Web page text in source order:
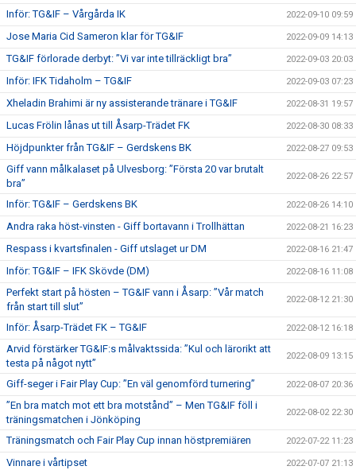
Inför: TG&IF – Vårgårda IK 2022-09-10 09:59
Jose Maria Cid Sameron klar för TG&IF 2022-09-09 14:13
TG&IF förlorade derbyt: ”Vi var inte tillräckligt bra” 2022-09-03 20:03
Inför: IFK Tidaholm – TG&IF 2022-09-03 07:23
Xheladin Brahimi är ny assisterande tränare i TG&IF 2022-08-31 19:57
Lucas Frölin lånas ut till Åsarp-Trädet FK 2022-08-30 08:33
Höjdpunkter från TG&IF – Gerdskens BK 2022-08-27 09:53
Giff vann målkalaset på Ulvesborg: ”Första 20 var brutalt
bra”
2022-08-26 22:57
Inför: TG&IF – Gerdskens BK 2022-08-26 14:10
Andra raka höst-vinsten - Giff bortavann i Trollhättan 2022-08-21 16:23
Respass i kvartsfinalen - Giff utslaget ur DM 2022-08-16 21:47
Inför: TG&IF – IFK Skövde (DM) 2022-08-16 11:08
Perfekt start på hösten – TG&IF vann i Åsarp: ”Vår match
från start till slut”
2022-08-12 21:30
Inför: Åsarp-Trädet FK – TG&IF 2022-08-12 16:18
Arvid förstärker TG&IF:s målvaktssida: ”Kul och lärorikt att
testa på något nytt”
2022-08-09 13:15
Giff-seger i Fair Play Cup: ”En väl genomförd turnering” 2022-08-07 20:36
”En bra match mot ett bra motstånd” – Men TG&IF föll i
träningsmatchen i Jönköping
2022-08-02 22:30
Träningsmatch och Fair Play Cup innan höstpremiären 2022-07-22 11:23
Vinnare i vårtipset 2022-07-07 21:13